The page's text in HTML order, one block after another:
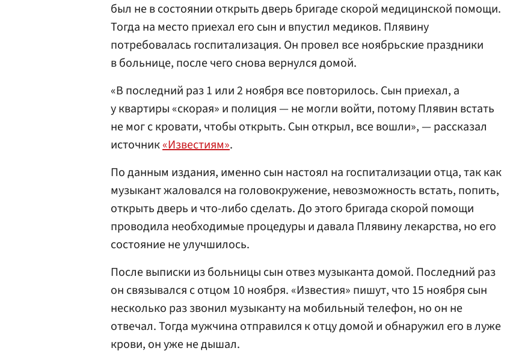
был не в состоянии открыть дверь бригаде скорой медицинской помощи.
Тогда на место приехал его сын и впустил медиков. Плявину
потребовалась госпитализация. Он провел все ноябрьские праздники
в больнице, после чего снова вернулся домой.
«В последний раз 1 или 2 ноября все повторилось. Сын приехал, а
у квартиры «скорая» и полиция — не могли войти, потому Плявин встать
не мог с кровати, чтобы открыть. Сын открыл, все вошли», — рассказал
источник«Известиям».
По данным издания, именно сын настоял на госпитализации отца, так как
музыкант жаловался на головокружение, невозможность встать, попить,
открыть дверь и что-либо сделать. До этого бригада скорой помощи
проводила необходимые процедуры и давала Плявину лекарства, но его
состояние не улучшилось.
После выписки из больницы сын отвез музыканта домой. Последний раз
он связывался с отцом 10 ноября. «Известия» пишут, что 15 ноября сын
несколько раз звонил музыканту на мобильный телефон, но он не
отвечал. Тогда мужчина отправился к отцу домой и обнаружил его в луже
крови, он уже не дышал.